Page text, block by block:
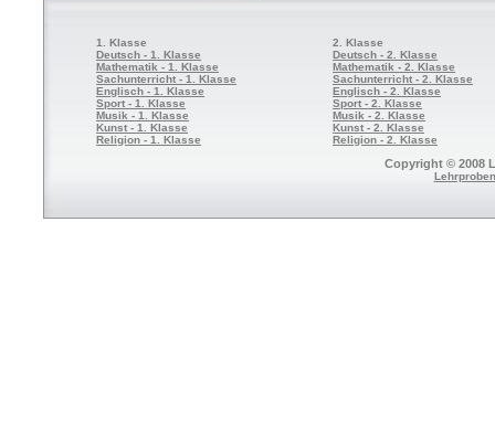
1. Klasse
Deutsch - 1. Klasse
Mathematik - 1. Klasse
Sachunterricht - 1. Klasse
Englisch - 1. Klasse
Sport - 1. Klasse
Musik - 1. Klasse
Kunst - 1. Klasse
Religion - 1. Klasse
2. Klasse
Deutsch - 2. Klasse
Mathematik - 2. Klasse
Sachunterricht - 2. Klasse
Englisch - 2. Klasse
Sport - 2. Klasse
Musik - 2. Klasse
Kunst - 2. Klasse
Religion - 2. Klasse
Copyright © 2008